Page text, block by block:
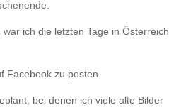
ich die letzten Tage in Österreich
Facebook zu posten.
bei denen ich viele alte Bilder